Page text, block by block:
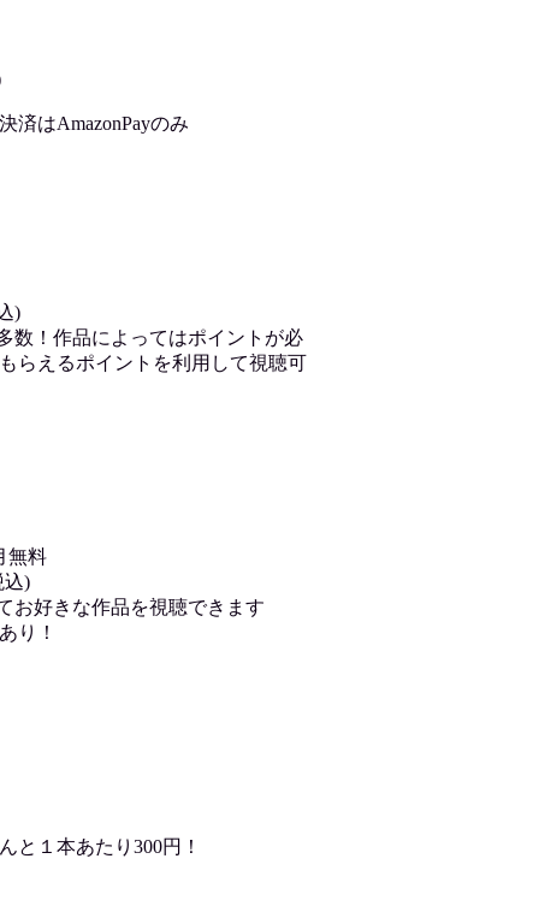
済はAmazonPayのみ
)
！作品によってはポイントが必
らえるポイントを利用して視聴可
無料
込)
お好きな作品を視聴できます
り！
と１本あたり300円！